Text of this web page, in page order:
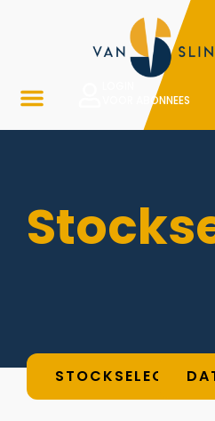
VOOR ABONNEES
STOCKSELECTOR